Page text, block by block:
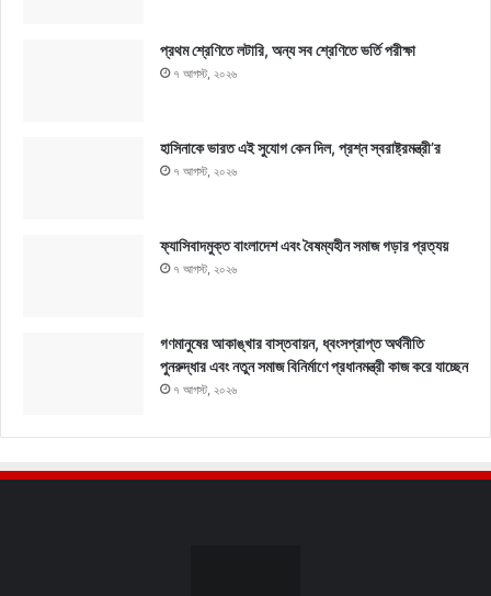
প্রথম শ্রেণিতে লটারি, অন্য সব শ্রেণিতে ভর্তি পরীক্ষা
৭ আগস্ট, ২০২৬
হাসিনাকে ভারত এই সুযোগ কেন দিল, প্রশ্ন স্বরাষ্ট্রমন্ত্রী’র
৭ আগস্ট, ২০২৬
ফ্যাসিবাদমুক্ত বাংলাদেশ এবং বৈষম্যহীন সমাজ গড়ার প্রত্যয়
৭ আগস্ট, ২০২৬
গণমানুষের আকাঙ্খার বাস্তবায়ন, ধ্বংসপ্রাপ্ত অর্থনীতি
পুনরুদ্ধার এবং নতুন সমাজ বিনির্মাণে প্রধানমন্ত্রী কাজ করে যাচ্ছেন
৭ আগস্ট, ২০২৬